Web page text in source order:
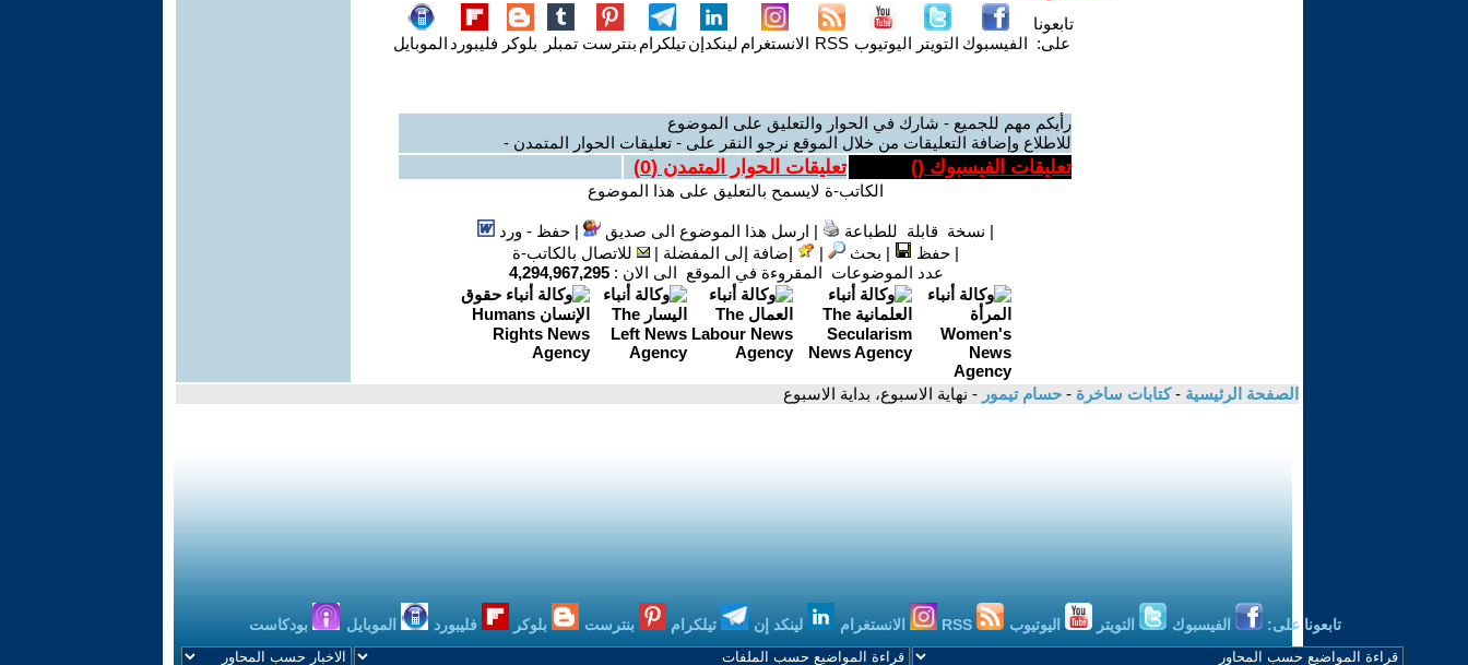
تابعونا
على: الفيسبوك التويتر اليوتيوب RSS الانستغرام لينكدإنتيلكرام بنترست تمبلر بلوكر فليبورد الموبايل
رأيكم مهم للجميع - شارك في الحوار والتعليق على الموضوع
للاطلاع وإضافة التعليقات من خلال الموقع نرجو النقر على - تعليقات الحوار المتمدن -
تعليقات الفيسبوك () تعليقات الحوار المتمدن (0
)
الكاتب-ة لايسمح بالتعليق على هذا الموضوع
| نسخة قابلة للطباعة | ارسل هذا الموضوع الى صديق |حفظ - ورد
|حفظ | بحث | إضافة إلى المفضلة |
للاتصال بالكاتب-ة
عدد الموضوعات المقروءة في الموقع الى الان : 4,294,967,295
الصفحة الرئيسية -كتابات ساخرة - حسام تيمور - نهاية الاسبوع، بداية الاسبوع
تابعونا على: الفيسبوك التويتر اليوتيوب الانستغرام لينكد إن تيلكرام بنترست بلوكر فليبورد الموبايل بودكاست